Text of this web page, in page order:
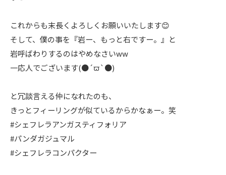
これからも末長くよろしくお願いいたします😊
そして、僕の事を『岩ー、もっと右ですー。』と
岩呼ばわりするのはやめなさいww
一応人でございます(●´ϖ`●)
と冗談言える仲になれたのも、
きっとフィーリングが似ているからかなぁー。笑
#シェフレラアンガスティフォリア
#パンダガジュマル
#シェフレラコンパクター